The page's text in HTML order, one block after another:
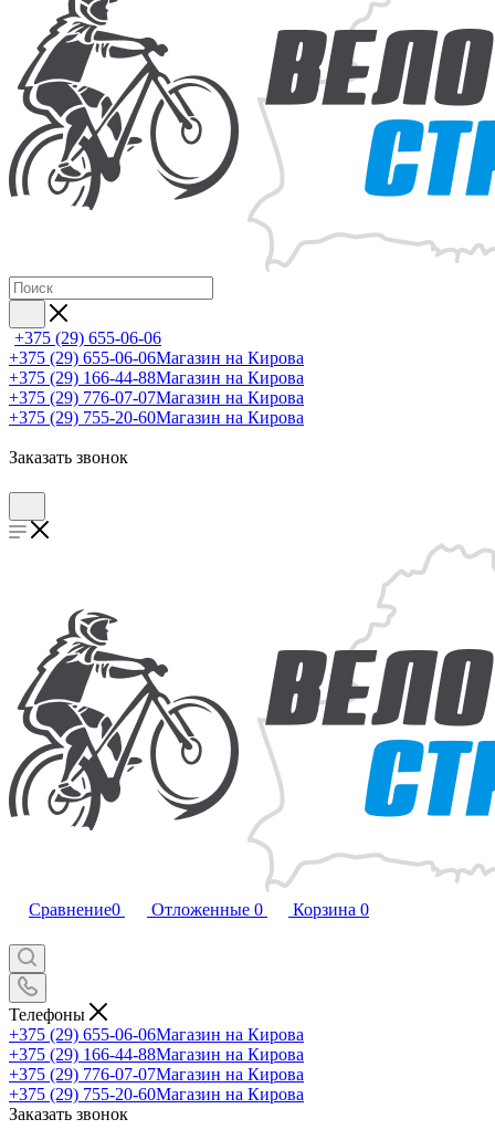
+375 (29) 655-06-06
+375 (29) 655-06-06Магазин на Кирова
+375 (29) 166-44-88Магазин на Кирова
+375 (29) 776-07-07Магазин на Кирова
+375 (29) 755-20-60Магазин на Кирова
Заказать звонок
Сравнение0 Отложенные 0 Корзина 0
Телефоны
+375 (29) 655-06-06Магазин на Кирова
+375 (29) 166-44-88Магазин на Кирова
+375 (29) 776-07-07Магазин на Кирова
+375 (29) 755-20-60Магазин на Кирова
Заказать звонок